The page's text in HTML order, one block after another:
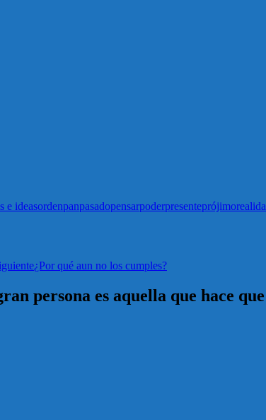
e ideasordenpanpasadopensarpoderpresenteprójimo
¿Por qué aun no los cumples?
persona es aquella que hace